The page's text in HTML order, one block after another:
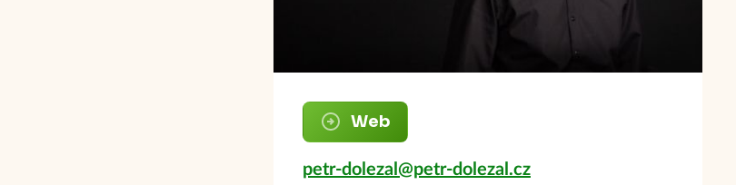
Web
petr-dolezal@petr-dolezal.cz